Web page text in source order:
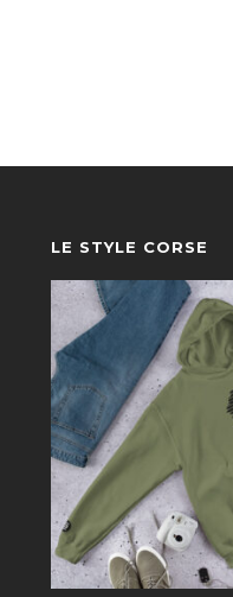
LE STYLE CORSE